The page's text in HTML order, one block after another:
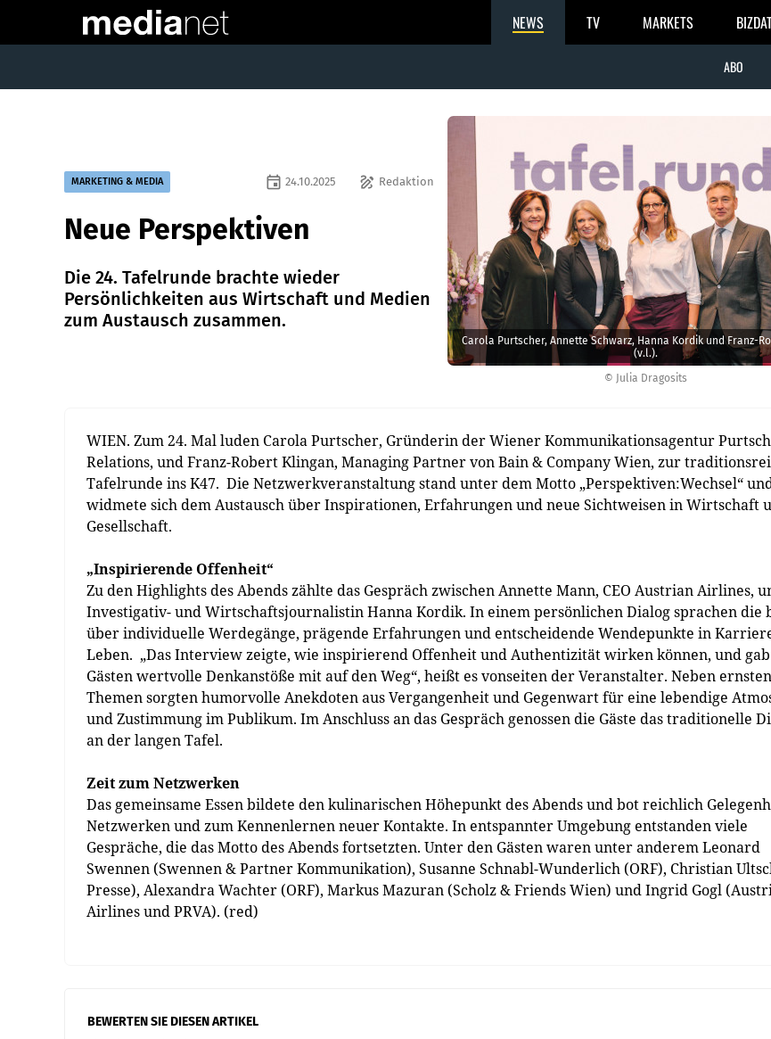
NEWS TV MARKETS
ABO
© Julia Dragosits
Carola Purtscher, Annette Schwarz, Hanna Kordik und Franz-
(v.l.).
MARKETING & MEDIA draw Redaktion
event 24.10.2025
Neue Perspektiven
Die 24. Tafelrunde brachte wieder
Persönlichkeiten aus Wirtschaft und Medien
zum Austausch zusammen.
WIEN. Zum 24. Mal luden Carola Purtscher, Gründerin der Wiener Kommunikationsagentur
Relations, und Franz-Robert Klingan, Managing Partner von Bain & Company Wien, zur
Tafelrunde ins K47. Die Netzwerkveranstaltung stand unter dem Motto „Per­spek­tiven:Wechsel“
widmete sich dem Austausch über Inspirationen, Erfahrungen und neue Sichtweisen in Wirtschaft
Gesellschaft.
„Inspirierende Offenheit“
Zu den Highlights des Abends zählte das Gespräch zwischen Annette Mann, CEO Austrian Airlines,
Investigativ- und Wirtschaftsjournalistin Hanna Kordik. In einem persönlichen Dialog sprachen die
über individuelle Werdegänge, prägende Erfahrungen und entscheidende Wendepunkte in
Leben. „Das Interview zeigte, wie inspirierend Offenheit und Authentizität wirken können, und
Gästen wertvolle Denkanstöße mit auf den Weg“, heißt es vonseiten der Veranstalter. Neben ernsten
Themen sorgten humorvolle Anekdoten aus Vergangenheit und Gegenwart für eine lebendige
und Zustimmung im Publikum. Im Anschluss an das Gespräch genossen die Gäste das tradi­tionelle
an der langen Tafel.
Zeit zum Netzwerken
Das gemeinsame Essen bildete den kulinarischen Höhepunkt des Abends und bot reichlich
Netzwerken und zum Kennenlernen neuer Kontakte. In entspannter Umgebung entstanden viele
Gespräche, die das Motto des Abends fortsetzten. Unter den Gästen waren unter anderem Leonard
Swennen (Swennen & Partner Kommunikation), Susanne Schnabl-Wunderlich (ORF), Christian
Presse), Alexandra Wachter (ORF), Markus Mazuran (Scholz & Friends Wien) und Ingrid Gogl
Airlines und PRVA). (red)
BEWERTEN SIE DIESEN ARTIKEL